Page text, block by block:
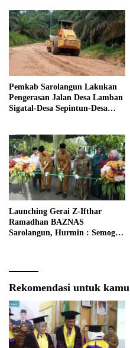
Pemkab Sarolangun Lakukan
Pengerasan Jalan Desa Lamban
Sigatal-Desa Sepintun-Desa
Launching Gerai Z-Ifthar
Ramadhan BAZNAS
Sarolangun, Hurmin : Semoga
Rekomendasi untuk kamu